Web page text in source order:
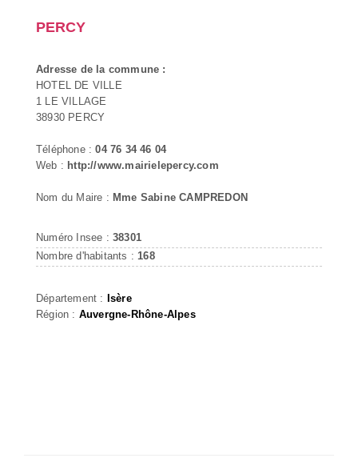
PERCY
Adresse de la commune :
HOTEL DE VILLE
1 LE VILLAGE
38930 PERCY
Téléphone :04 76 34 46 04
Web : http://www.mairielepercy.com
Nom du Maire : Mme Sabine CAMPREDON
Numéro Insee : 38301
Nombre d'habitants : 168
Département : Isère
Région : Auvergne-Rhône-Alpes